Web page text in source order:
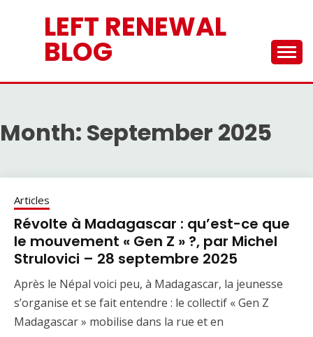
LEFT RENEWAL
BLOG
Month: September 2025
Articles
Révolte à Madagascar : qu’est-ce que
le mouvement « Gen Z » ?, par Michel
Strulovici – 28 septembre 2025
Après le Népal voici peu, à Madagascar, la jeunesse
s’organise et se fait entendre : le collectif « Gen Z
Madagascar » mobilise dans la rue et en